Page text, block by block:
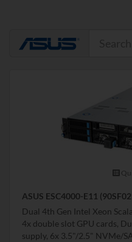
ASUS ESC4000-E11
Dual 4th Gen Intel Xeon
4x double slot GPU cards,
supply, 6x 3.5"/2.5" NVMe/